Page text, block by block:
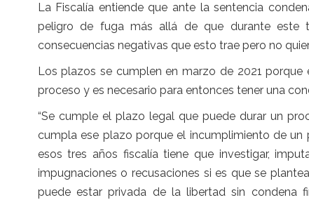
La Fiscalía entiende que ante la sentencia
peligro de fuga más allá de que durante este
consecuencias negativas que esto trae pero no
Los plazos se cumplen en marzo de 2021
proceso y es necesario para entonces tener una
“Se cumple el plazo legal que puede durar un
cumpla ese plazo porque el incumplimiento de un
esos tres años fiscalía tiene que investigar,
impugnaciones o recusaciones si es que se
puede estar privada de la libertad sin condena